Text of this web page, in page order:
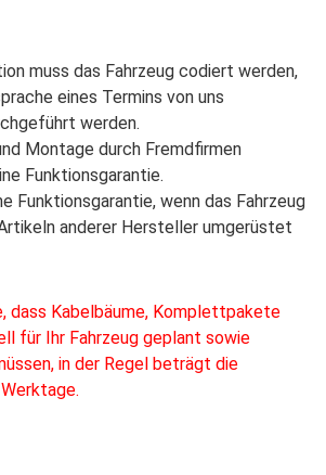
muss das Fahrzeug codiert werden,
eines Termins von uns
werden.
Montage durch Fremdfirmen
Funktionsgarantie.
Funktionsgarantie, wenn das Fahrzeug
anderer Hersteller umgerüstet
dass Kabelbäume, Komplettpakete
für Ihr Fahrzeug geplant sowie
in der Regel beträgt die